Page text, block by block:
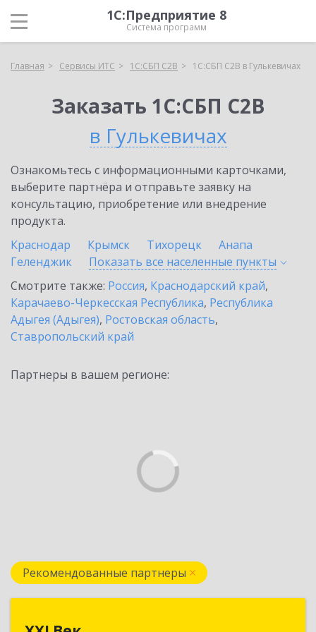
1С:Предприятие 8
Система программ
Главная Сервисы ИТС 1С:СБП C2B 1С:СБП C2B в Гулькевичах
Заказать 1С:СБП C2B
в Гулькевичах
Ознакомьтесь с информационными карточками,
выберите партнёра и отправьте заявку на
консультацию, приобретение или внедрение
продукта.
Краснодар
Крымск Тихорецк
Анапа
Геленджик
Показать все населенные пункты
Смотрите также: Россия, Краснодарский край,
Карачаево-Черкесская Республика, Республика
Адыгея (Адыгея), Ростовская область,
Ставропольский край
Партнеры в вашем регионе:
Рекомендованные партнеры